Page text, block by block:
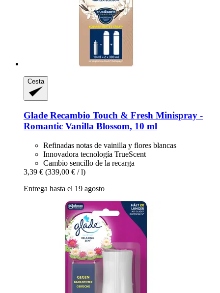
Cesta
Glade Recambio Touch & Fresh Minispray -​
Romantic Vanilla Blossom, 10 ml
Refinadas notas de vainilla y flores blancas
Innovadora tecnología TrueScent
Cambio sencillo de la recarga
3,39 € (339,00 € / l)
Entrega hasta el 19 agosto